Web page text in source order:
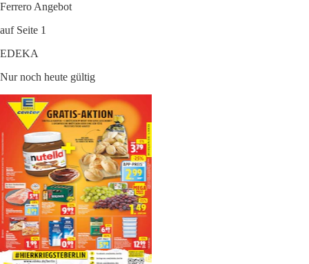
Ferrero Angebot
auf Seite 1
EDEKA
Nur noch heute gültig